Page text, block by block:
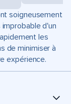
soigneusement
d'un
les
de minimiser à
expérience.